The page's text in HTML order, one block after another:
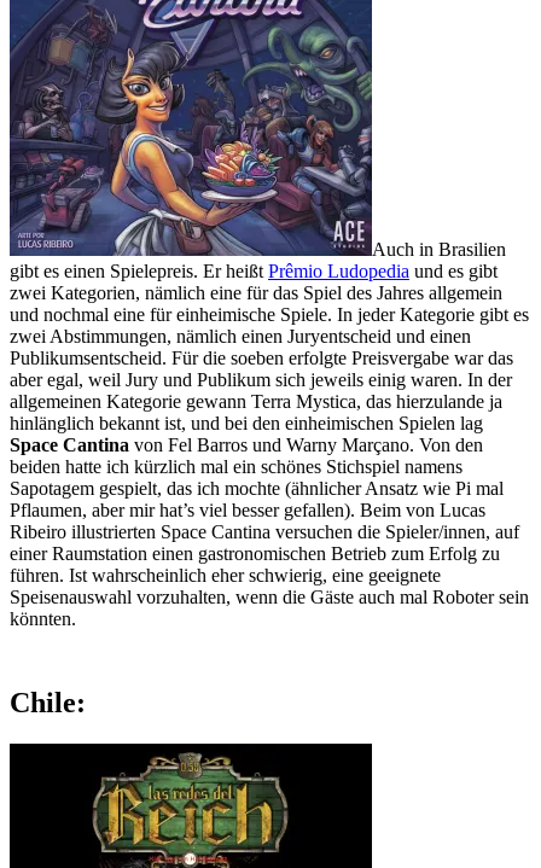
Auch in Brasilien
gibt es einen Spielepreis. Er heißtPrêmio Ludopedia und es gibt
zwei Kategorien, nämlich eine für das Spiel des Jahres allgemein
und nochmal eine für einheimische Spiele. In jeder Kategorie gibt es
zwei Abstimmungen, nämlich einen Juryentscheid und einen
Publikumsentscheid. Für die soeben erfolgte Preisvergabe war das
aber egal, weil Jury und Publikum sich jeweils einig waren. In der
allgemeinen Kategorie gewann Terra Mystica, das hierzulande ja
hinlänglich bekannt ist, und bei den einheimischen Spielen lag
Space Cantina von Fel Barros und Warny Marçano. Von den
beiden hatte ich kürzlich mal ein schönes Stichspiel namens
Sapotagem gespielt, das ich mochte (ähnlicher Ansatz wie Pi mal
Pflaumen, aber mir hat’s viel besser gefallen). Beim von Lucas
Ribeiro illustrierten Space Cantina versuchen die Spieler/innen, auf
einer Raumstation einen gastronomischen Betrieb zum Erfolg zu
führen. Ist wahrscheinlich eher schwierig, eine geeignete
Speisenauswahl vorzuhalten, wenn die Gäste auch mal Roboter sein
könnten.
Chile: